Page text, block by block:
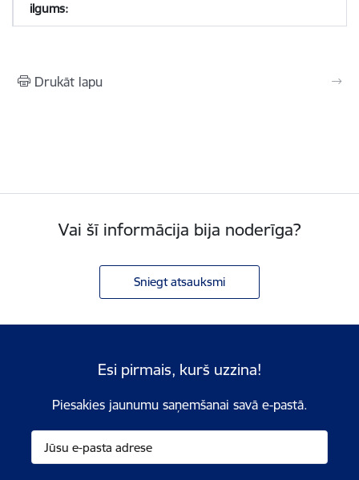
Drukāt lapu
Vai šī informācija bija noderīga?
Sniegt atsauksmi
Esi pirmais, kurš uzzina!
Piesakies jaunumu saņemšanai savā e-pastā.